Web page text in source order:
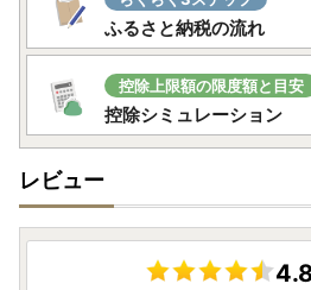
ふるさと納税の流れ
控除上限額の限度額と目安
控除シミュレーション
レビュー